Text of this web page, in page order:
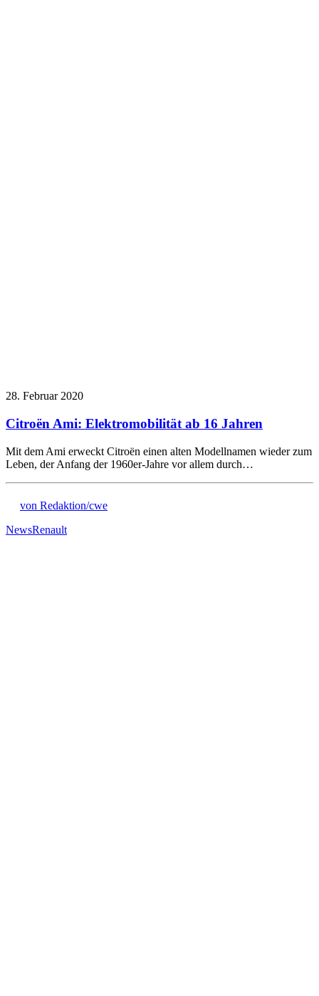
28. Februar 2020
Citroën Ami: Elektromobilität ab 16 Jahren
Mit dem Ami erweckt Citroën einen alten Modellnamen wieder zum
Leben, der Anfang der 1960er-Jahre vor allem durch…
von Redaktion/cwe
NewsRenault